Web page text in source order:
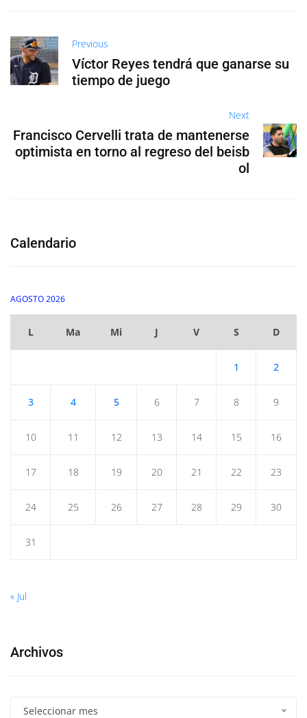
Previous
Víctor Reyes tendrá que ganarse su
tiempo de juego
Next
Francisco Cervelli trata de mantenerse
optimista en torno al regreso del beisb
ol
Calendario
AGOSTO 2026
L Ma Mi J V S D
1 2
3 4 5 6 7 8 9
10 11 12 13 14 15 16
17 18 19 20 21 22 23
24 25 26 27 28 29 30
31
« Jul
Archivos
Seleccionar mes